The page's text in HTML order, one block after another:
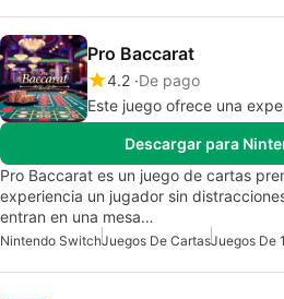
Pro Baccarat
4.2 De pago
Este juego ofrece una
Descargar para
Pro Baccarat es un juego de cartas
experiencia un jugador sin
entran en una mesa…
Nintendo SwitchJuegos De CartasJuegos De